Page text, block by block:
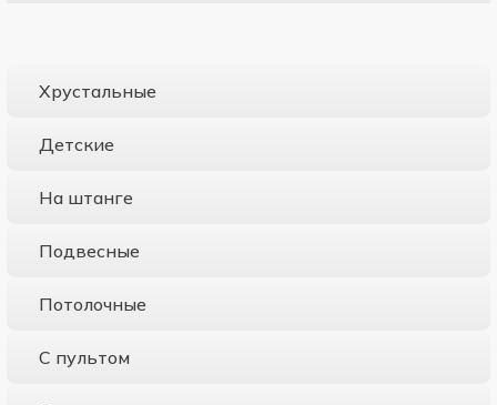
Хрустальные
Детские
На штанге
Подвесные
Потолочные
С пультом